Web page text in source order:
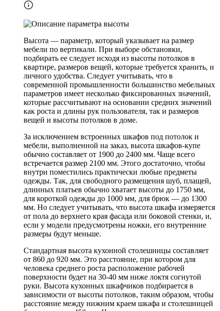
Высота — параметр, который указывает на размер
мебели по вертикали. При выборе обстановки,
подбирать ее следует исходя из высоты потолков в
квартире, размеров вещей, которые требуется хранить, и
личного удобства. Следует учитывать, что в
современной промышленности большинство мебельных
параметров имеет несколько фиксированных значений,
которые рассчитывают на основании средних значений
как роста и длины рук пользователя, так и размеров
вещей и высоты потолков в доме.
За исключением встроенных шкафов под потолок и
мебели, выполненной на заказ, высота шкафов-купе
обычно составляет от 1900 до 2400 мм. Чаще всего
встречается размер 2100 мм. Этого достаточно, чтобы
внутри поместились практически любые предметы
одежды. Так, для свободного размещения шуб, плащей,
длинных платьев обычно хватает высоты до 1750 мм,
для короткой одежды до 1000 мм, для брюк — до 1300
мм. Но следует учитывать, что высота шкафа измеряется
от пола до верхнего края фасада или боковой стенки, и,
если у модели предусмотрены ножки, его внутренние
размеры будут меньше.
Стандартная высота кухонной столешницы составляет
от 860 до 920 мм. Это расстояние, при котором для
человека среднего роста расположение рабочей
поверхности будет на 30-40 мм ниже локтя согнутой
руки. Высота кухонных шкафчиков подбирается в
зависимости от высоты потолков, таким образом, чтобы
расстояние между нижним краем шкафа и столешницей